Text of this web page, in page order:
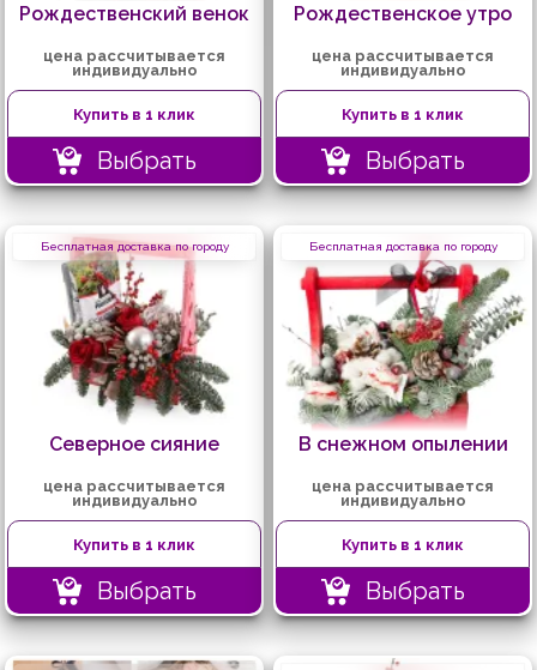
Рождественский венок
цена рассчитывается
индивидуально
Купить в 1 клик
Выбрать
Рождественское утро
цена рассчитывается
индивидуально
Купить в 1 клик
Выбрать
Бесплатная доставка по городу
Северное сияние
цена рассчитывается
индивидуально
Купить в 1 клик
Выбрать
Бесплатная доставка по городу
В снежном опылении
цена рассчитывается
индивидуально
Купить в 1 клик
Выбрать